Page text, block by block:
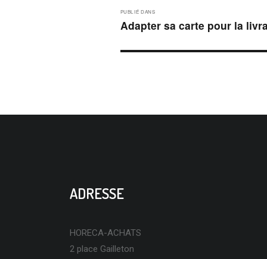
DE
PUBLIÉ DANS
Adapter sa carte pour la
ADRESSE
HORECA-ACHATS
2 place Gailleton